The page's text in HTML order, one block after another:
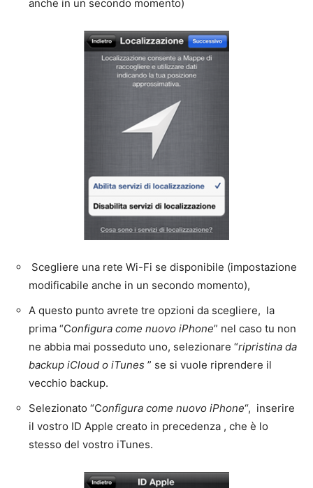
anche in un secondo momento)
Scegliere una rete Wi-Fi se disponibile (impostazione
modificabile anche in un secondo momento),
A questo punto avrete tre opzioni da scegliere, la
prima “Configura come nuovo iPhone” nel caso tu non
ne abbia mai posseduto uno, selezionare “ripristina da
backup iCloud o iTunes ” se si vuole riprendere il
vecchio backup.
Selezionato “Configura come nuovo iPhone“, inserire
il vostro ID Apple creato in precedenza , che è lo
stesso del vostro iTunes.